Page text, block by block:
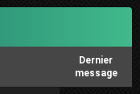
Dernier
message